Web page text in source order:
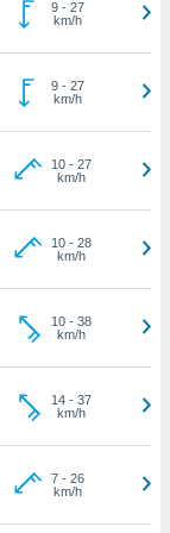
9- 27
km/h
9- 27
km/h
10- 27
km/h
10- 28
km/h
10- 38
km/h
14- 37
km/h
7- 26
km/h